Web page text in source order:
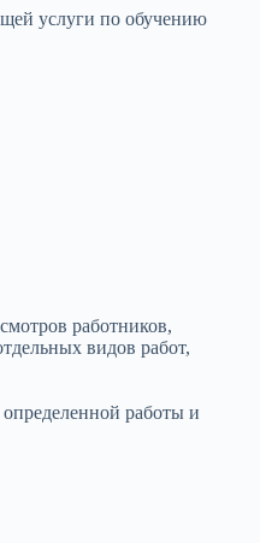
услуги по обучению
работников,
видов работ,
работы и